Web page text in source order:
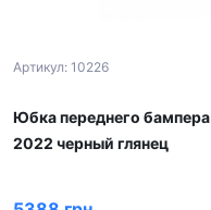
Артикул: 10226
Юбка переднего
2022 черный глянец